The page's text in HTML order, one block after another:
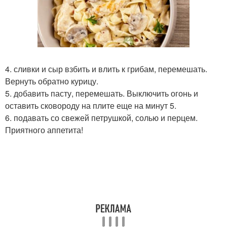
4. сливки и сыр взбить и влить к грибам, перемешать.
Вернуть обратно курицу.
5. добавить пасту, перемешать. Выключить огонь и
оставить сковороду на плите еще на минут 5.
6. подавать со свежей петрушкой, солью и перцем.
Приятного аппетита!